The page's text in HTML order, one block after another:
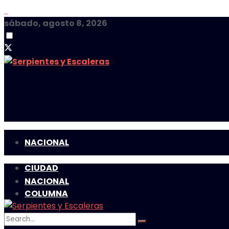
sábado, agosto 8, 2026
NACIONAL
CIUDAD
COLUMNA
MULTIMEDIA
NACIONAL
CIUDAD